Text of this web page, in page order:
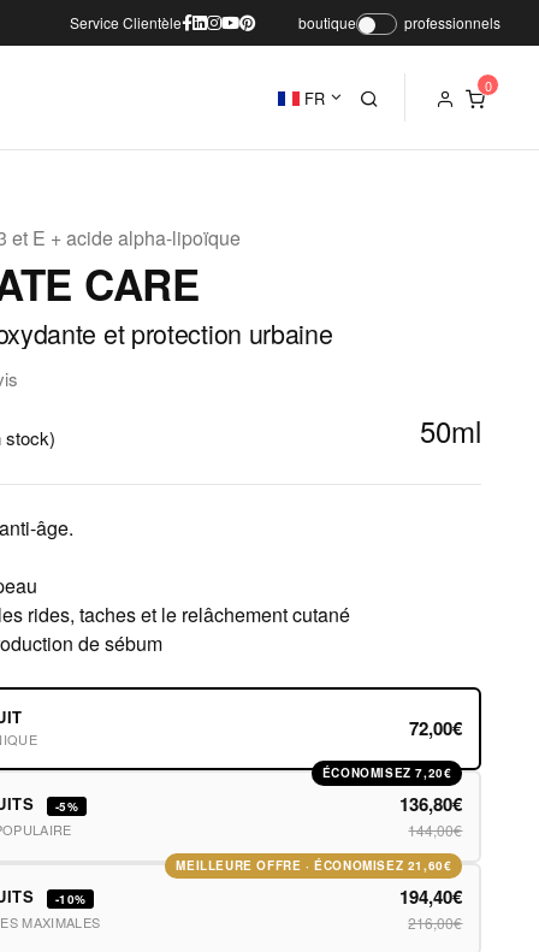
Service Clientèle boutique professionnels
FR
et E + acide alpha-lipoïque
CARE
et protection urbaine
50ml
stock)
âge.
rides, taches et le relâchement cutané
de sébum
72,00€
ÉCONOMISEZ 7,20€
-5% 136,80€
144,00€
MEILLEURE OFFRE · ÉCONOMISEZ 21,60€
-10%
MAXIMALES
194,40€
216,00€